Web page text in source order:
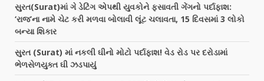
સુરત(Surat)માં ગે ડેટિંગ એપથી યુવકોને ફસાવતી ગેંગનો પર્દાફાશ:
‘રાજ’ના નામે ચેટ કરી મળવા બોલાવી લૂંટ ચલાવતા, 15 દિવસમાં 3 લોકો
બન્યા શિકાર
સુરત (Surat) માં નકલી ઘીનો મોટો પર્દાફાશ! વેડ રોડ પર દરોડામાં
ભેળસેળયુક્ત ઘી ઝડપાયું